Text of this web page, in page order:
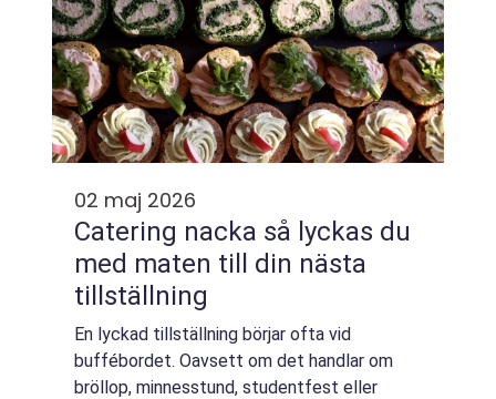
02 maj 2026
Catering nacka så lyckas du
med maten till din nästa
tillställning
En lyckad tillställning börjar ofta vid
buffébordet. Oavsett om det handlar om
bröllop, minnesstund, studentfest eller